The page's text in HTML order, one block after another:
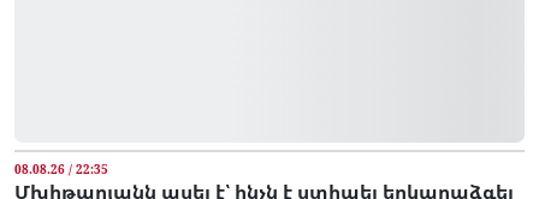
08.08.26 / 22:35
Մխիթարյանն ասել է՝ ինչն է ստիպել երկարաձգել